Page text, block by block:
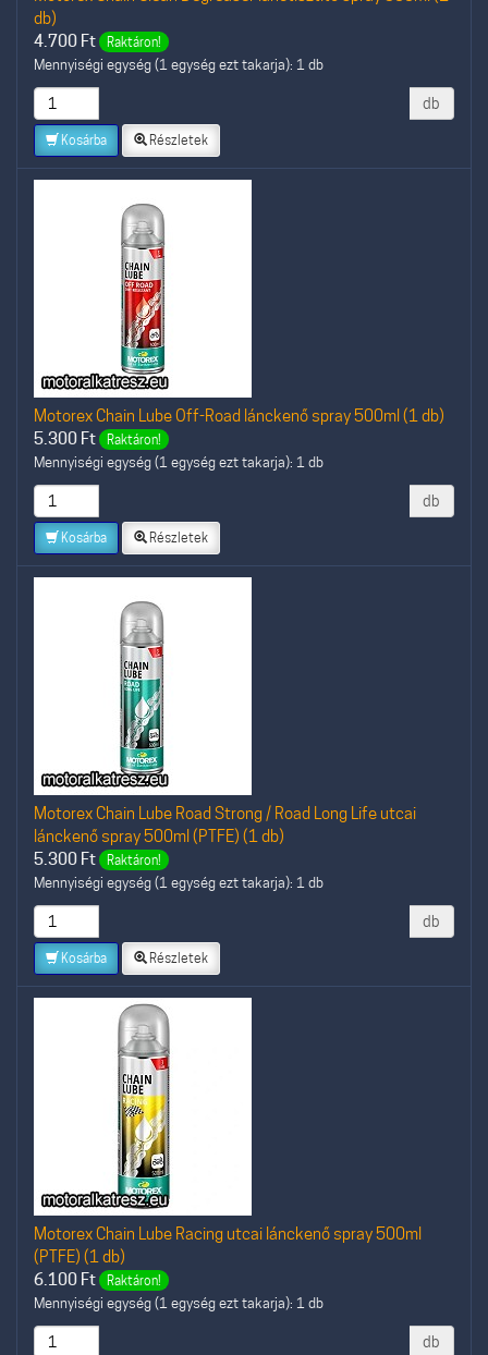
db)
4.700 Ft Raktáron!
Mennyiségi egység (1 egység ezt takarja): 1 db
db
Kosárba Részletek
Motorex Chain Lube Off-Road lánckenő spray 500ml (1 db)
5.300 Ft Raktáron!
Mennyiségi egység (1 egység ezt takarja): 1 db
db
Kosárba Részletek
Motorex Chain Lube Road Strong / Road Long Life utcai
lánckenő spray 500ml (PTFE) (1 db)
5.300 Ft Raktáron!
Mennyiségi egység (1 egység ezt takarja): 1 db
db
Kosárba Részletek
Motorex Chain Lube Racing utcai lánckenő spray 500ml
(PTFE) (1 db)
6.100 Ft Raktáron!
Mennyiségi egység (1 egység ezt takarja): 1 db
db